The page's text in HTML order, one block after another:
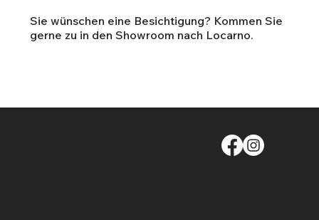
Sie wünschen eine Besichtigung? Kommen Sie
gerne zu in den Showroom nach Locarno.